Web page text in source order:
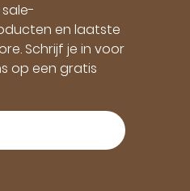
en laatste
Schrijf je in voor
op een gratis